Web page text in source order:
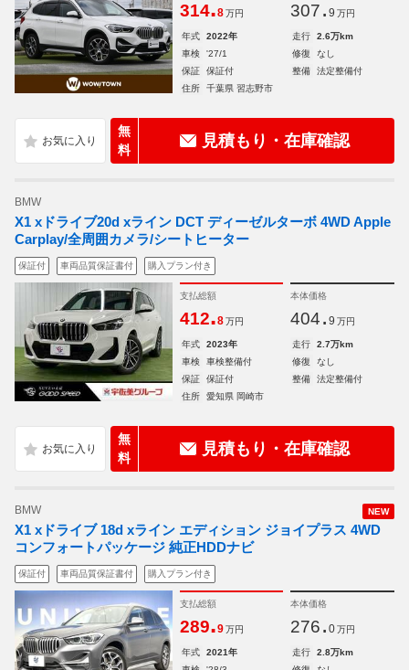
314.8 万円 307. 9 万円
年式 2022年 走行
2.6万km
車検
'27/1 修復
なし
保証
保証付 整備
法定整備付
住所
千葉県 習志野市
無
料
見積もり・在庫確認
BMW
X1 xドライブ20d xライン DCT ディーゼルターボ 4WD Apple
Carplay/全周囲カメラ/シートヒーター
保証付 車両品質保証書付 購入プラン付き
支払総額
412.8 万円
本体価格
404. 9 万円
年式 2023年 走行
2.7万km
車検
車検整備付 修復
なし
保証
保証付 整備
法定整備付
住所
愛知県 岡崎市
無
料
見積もり・在庫確認
NEW
BMW
X1 xドライブ 18d xライン エディション ジョイプラス 4WD
コンフォートパッケージ 純正HDDナビ
保証付 車両品質保証書付 購入プラン付き
支払総額
289.9 万円
本体価格
276. 0 万円
年式 2021年 走行
2.8万km